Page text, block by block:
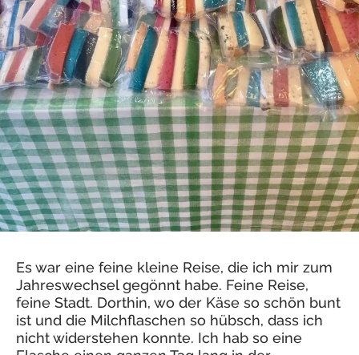
Es war eine feine kleine Reise, die ich mir zum
Jahreswechsel gegönnt habe. Feine Reise,
feine Stadt. Dorthin, wo der Käse so schön bunt
ist und die Milchflaschen so hübsch, dass ich
nicht widerstehen konnte. Ich hab so eine